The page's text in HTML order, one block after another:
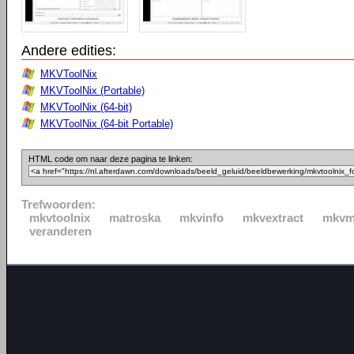
Andere edities:
MKVToolNix
MKVToolNix (Portable)
MKVToolNix (64-bit)
MKVToolNix (64-bit Portable)
HTML code om naar deze pagina te linken:
Trefwoorden:
mkvtoolnix
matroska mkvinfo mkvextract
veranderen